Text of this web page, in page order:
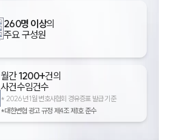
260명 이상의
주요 구성원
월간1200+건의
사건수임건수
* 2026년 1월 변호사협회 경유증표 발급 기준
*대한변협 광고 규정 제4조 제1호 준수